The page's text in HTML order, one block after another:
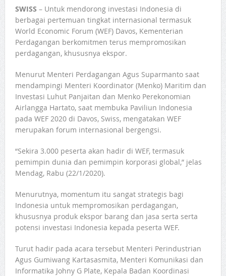
SWISS – Untuk mendorong investasi Indonesia di
berbagai pertemuan tingkat internasional termasuk
World Economic Forum (WEF) Davos, Kementerian
Perdagangan berkomitmen terus mempromosikan
perdagangan, khususnya ekspor.
Menurut Menteri Perdagangan Agus Suparmanto saat
mendampingi Menteri Koordinator (Menko) Maritim dan
Investasi Luhut Panjaitan dan Menko Perekonomian
Airlangga Hartato, saat membuka Paviliun Indonesia
pada WEF 2020 di Davos, Swiss, mengatakan WEF
merupakan forum internasional bergengsi.
“Sekira 3.000 peserta akan hadir di WEF, termasuk
pemimpin dunia dan pemimpin korporasi global,” jelas
Mendag, Rabu (22/1/2020).
Menurutnya, momentum itu sangat strategis bagi
Indonesia untuk mempromosikan perdagangan,
khususnya produk ekspor barang dan jasa serta serta
potensi investasi Indonesia kepada peserta WEF.
Turut hadir pada acara tersebut Menteri Perindustrian
Agus Gumiwang Kartasasmita, Menteri Komunikasi dan
Informatika Johny G Plate, Kepala Badan Koordinasi